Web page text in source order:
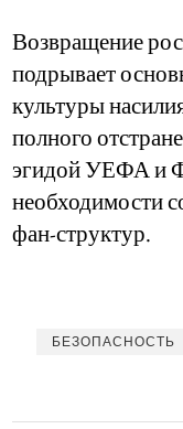
Возвращение
подрывает
культуры
полного
эгидой УЕФА и
необходимости
фан-структур.
БЕЗОПАСНОСТЬ